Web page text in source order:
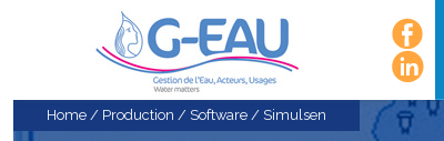
Home / Production / Software / Simulsen